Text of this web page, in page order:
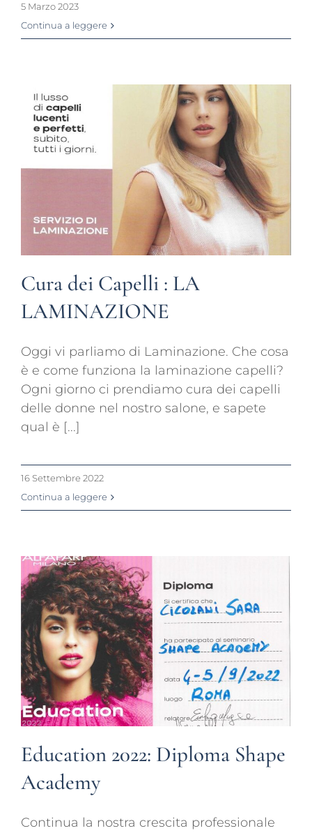
5 Marzo 2023
Continua a leggere
Cura dei Capelli : LA
LAMINAZIONE
Oggi vi parliamo di Laminazione. Che cosa
è e come funziona la laminazione capelli?
Ogni giorno ci prendiamo cura dei capelli
delle donne nel nostro salone, e sapete
qual è [...]
16 Settembre 2022
Continua a leggere
Education 2022: Diploma Shape
Academy
Continua la nostra crescita professionale